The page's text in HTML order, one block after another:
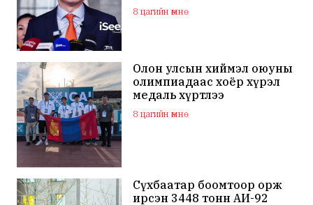
8 цагийн өмнө
Олон улсын хиймэл оюуны
олимпиадаас хоёр хүрэл
медаль хүртлээ
8 цагийн өмнө
Сүхбаатар боомтоор орж
ирсэн 3448 тонн АИ-92